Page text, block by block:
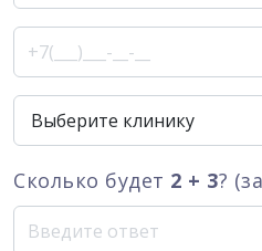
Сколько будет 2 + 3?